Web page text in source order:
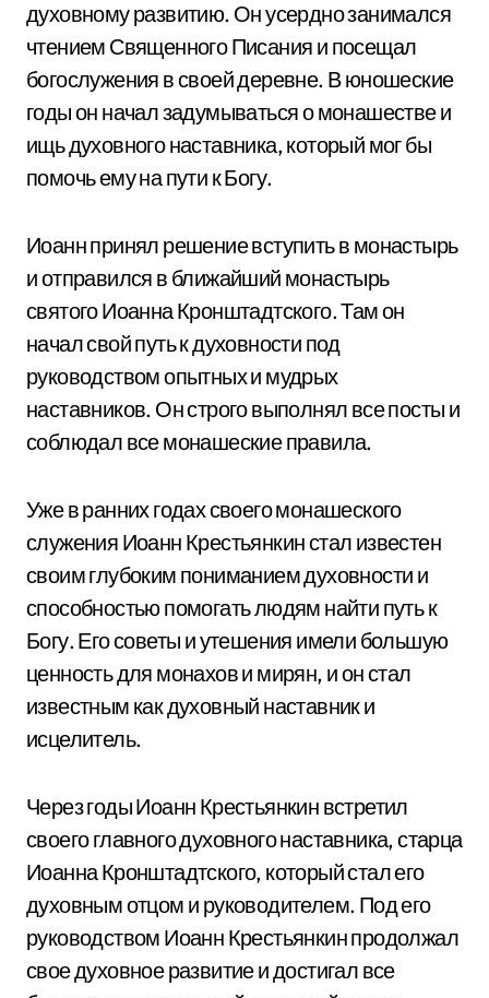
духовному развитию. Он усердно занимался
чтением Священного Писания и посещал
богослужения в своей деревне. В юношеские
годы он начал задумываться о монашестве и
ищь духовного наставника, который мог бы
помочь ему на пути к Богу.
Иоанн принял решение вступить в монастырь
и отправился в ближайший монастырь
святого Иоанна Кронштадтского. Там он
начал свой путь к духовности под
руководством опытных и мудрых
наставников. Он строго выполнял все посты и
соблюдал все монашеские правила.
Уже в ранних годах своего монашеского
служения Иоанн Крестьянкин стал известен
своим глубоким пониманием духовности и
способностью помогать людям найти путь к
Богу. Его советы и утешения имели большую
ценность для монахов и мирян, и он стал
известным как духовный наставник и
исцелитель.
Через годы Иоанн Крестьянкин встретил
своего главного духовного наставника, старца
Иоанна Кронштадтского, который стал его
духовным отцом и руководителем. Под его
руководством Иоанн Крестьянкин продолжал
свое духовное развитие и достигал все